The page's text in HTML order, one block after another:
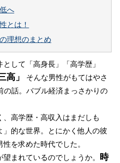
へ
とは！
理想のまとめ
して「高身長」「高学歴」
高」
そんな男性がもてはやさ
の話。バブル経済まっさかりの
高学歴・高収入はまだしも
」的な世界。とにかく他人の彼
を求めた時代でした。
まれているのでしょうか。 時